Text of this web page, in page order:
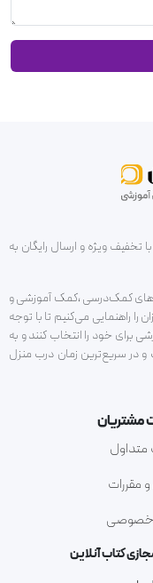
ویژه و ارسال رایگان به
کمک‌درسی ،کمک آموزشی و
را راهنمایی می‌کنیم تا با توجه
خود را انتخاب کنند و به
و در سریع‌ترین زمان درب منزل
مشتریان
متداول
مقررات
کتاب آنلاین